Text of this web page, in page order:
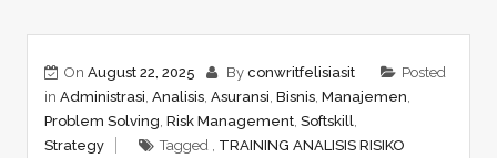
On August 22, 2025 By conwritfelisiasit
Posted
in Administrasi, Analisis, Asuransi, Bisnis, Manajemen,
Problem Solving, Risk Management, Softskill,
Strategy
Tagged , TRAINING ANALISIS RISIKO